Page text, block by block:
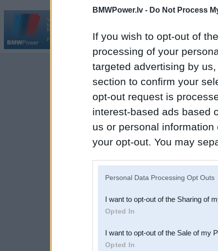
BMWPower.lv - Do Not Process
If you wish to opt-out of
processing of your
targeted advertising by
section to confirm your
opt-out request is
interest-based ads based
us or personal
your opt-out. You may
Downstream Participants
third parties.
Personal Data Processing Opt Outs
I want to opt-out of the Sharing of
Opted In
I want to opt-out of the Sale of my
Opted In
Vortāls BMWPower.lv darbojas
kopš 2002. gada 14. maija. Tas nav auto klubs un nav saistīts ar
BMW AG.
Par BMWPower
Kontakti |Reklāma